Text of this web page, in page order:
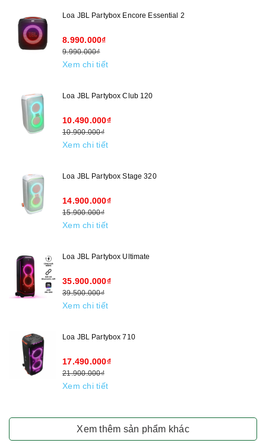
Loa JBL Partybox Encore Essential 2
8.990.000₫
9.990.000₫
Xem chi tiết
Loa JBL Partybox Club 120
10.490.000₫
10.900.000₫
Xem chi tiết
Loa JBL Partybox Stage 320
14.900.000₫
15.900.000₫
Xem chi tiết
Loa JBL Partybox Ultimate
35.900.000₫
39.500.000₫
Xem chi tiết
Loa JBL Partybox 710
17.490.000₫
21.900.000₫
Xem chi tiết
Xem thêm sản phẩm khác